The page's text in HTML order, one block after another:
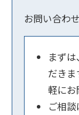
お問い合わ
まず
だき
軽にお
ご相